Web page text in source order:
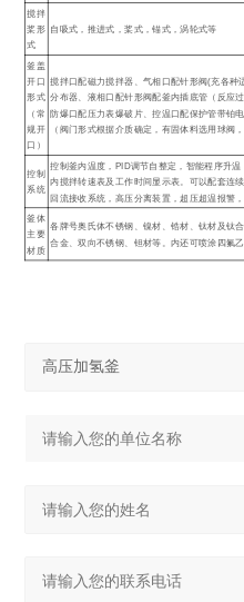
搅拌
桨形
式
自吸式，推进式，桨式，锚式，涡轮式等
釜盖
开口
形式
（常
规开
口）
搅拌口配磁力搅拌器、气相口配针形阀(充各
分布器、液相口配针形阀配釜内插底管（反应
防爆口配压力表爆破片、控温口配保护管带铂
（阀门形式根据介质确定，有固体料选用球阀
控制
系统
控制釜内温度，PID调节自整定，智能程序升
内搅拌转速表及工作时间显示表。可以配套连
回流接收系统，高压分离装置，超压超温报警
釜体
主要
材质
各牌号奥氏体不锈钢、镍材、锆材、钛材及钛
合金、双向不锈钢、钽材等。内还可喷涂四氟